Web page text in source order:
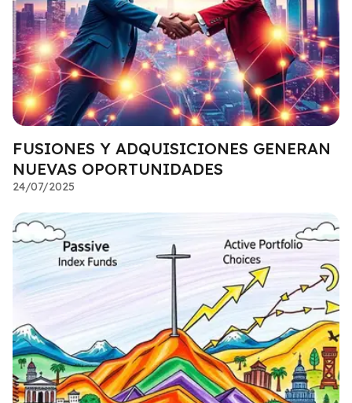
FUSIONES Y ADQUISICIONES GENERAN
NUEVAS OPORTUNIDADES
24/07/2025